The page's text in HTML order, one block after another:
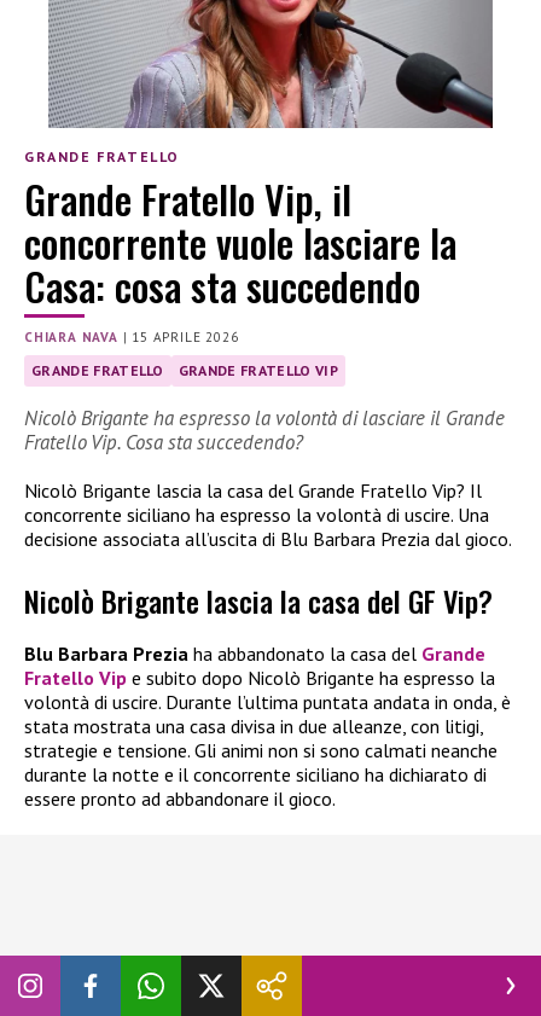
GRANDE FRATELLO
Grande Fratello Vip, il
concorrente vuole lasciare la
Casa: cosa sta succedendo
CHIARA NAVA | 15 APRILE 2026
GRANDE FRATELLO GRANDE FRATELLO VIP
Nicolò Brigante ha espresso la volontà di lasciare il Grande
Fratello Vip. Cosa sta succedendo?
Nicolò Brigante lascia la casa del Grande Fratello Vip? Il
concorrente siciliano ha espresso la volontà di uscire. Una
decisione associata all’uscita di Blu Barbara Prezia dal gioco.
Nicolò Brigante lascia la casa del GF Vip?
Blu Barbara Prezia ha abbandonato la casa del Grande
Fratello Vip e subito dopo Nicolò Brigante ha espresso la
volontà di uscire. Durante l’ultima puntata andata in onda, è
stata mostrata una casa divisa in due alleanze, con litigi,
strategie e tensione. Gli animi non si sono calmati neanche
durante la notte e il concorrente siciliano ha dichiarato di
essere pronto ad abbandonare il gioco.